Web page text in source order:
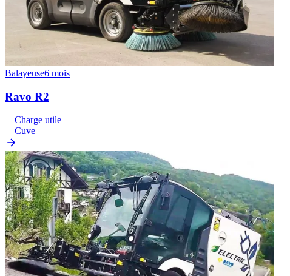
Balayeuse6 mois
Ravo R2
—Charge utile
—Cuve